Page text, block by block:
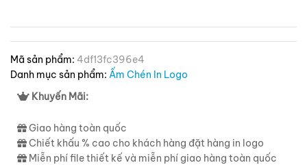
Mã sản phẩm: 4df13fc396e4
Danh mục sản phẩm: Ấm Chén In Logo
Khuyến Mãi:
Giao hàng toàn quốc
Chiết khấu % cao cho khách hàng đặt hàng in logo
Miễn phí file thiết kế và miễn phí giao hàng toàn quốc